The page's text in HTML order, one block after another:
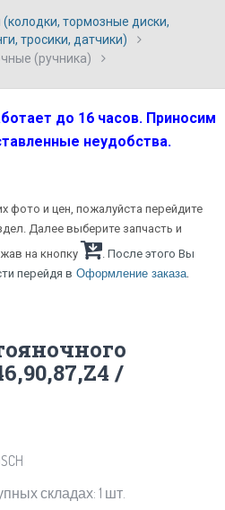
тормозные диски,
тросики, датчики)
(ручника)
до 16 часов. Приносим
неудобства.
фото и цен, пожалуйста перейдите
Далее выберите запчасть и
на кнопку
. После этого Вы
перейдя в Оформление заказа.
/
складах: 1 шт.